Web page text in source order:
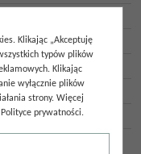
Hiszpania
Klikając „Akceptuję
typów plików
Klikając
wyłącznie plików
strony. Więcej
prywatności.